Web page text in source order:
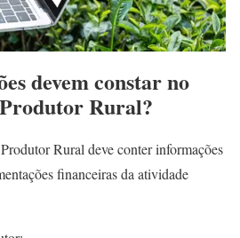
devem constar no
Rural?
Rural deve conter informações
financeiras da atividade